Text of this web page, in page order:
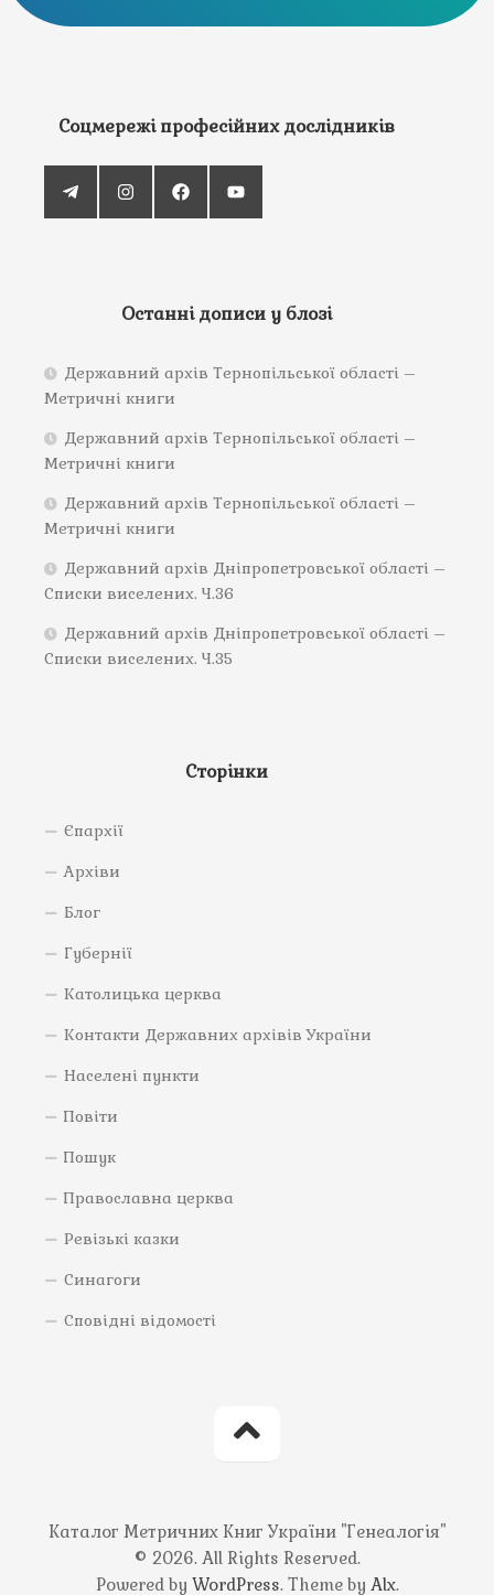
Соцмережі професійних дослідників
Останні дописи у блозі
Державний архів Тернопільської області –
Метричні книги
Державний архів Тернопільської області –
Метричні книги
Державний архів Тернопільської області –
Метричні книги
Державний архів Дніпропетровської області –
Списки виселених. Ч.36
Державний архів Дніпропетровської області –
Списки виселених. Ч.35
Сторінки
Єпархії
Архіви
Блог
Губернії
Католицька церква
Контакти Державних архівів України
Населені пункти
Повіти
Пошук
Православна церква
Ревізькі казки
Синагоги
Сповідні відомості
Каталог Метричних Книг України "Генеалогія"
© 2026. All Rights Reserved.
Powered by WordPress. Theme by Alx.